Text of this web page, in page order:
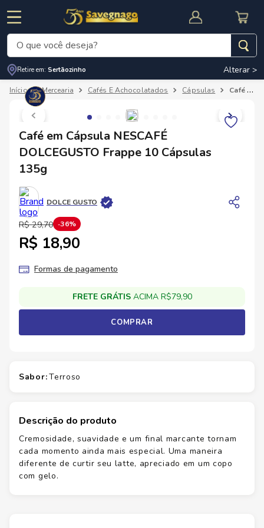
CUPOM DE DESCONTO
O que você deseja?
Retire em: Sertãozinho Alterar >
Mercearia Cafés E Achocolatados Cápsulas Café em Cápsula NESCAFÉ DOLCEGUSTO Frappe 10 Cápsulas 135g
Café em Cápsula NESCAFÉ
DOLCEGUSTO Frappe 10 Cápsulas
135g
DOLCE GUSTO
R$ 29,70 36%
R$ 18,90
Formas de pagamento
FRETE GRÁTIS ACIMA R$79,90
COMPRAR
sabor: terroso
Descrição do produto
Cremosidade, suavidade e um final marcante tornam
cada momento ainda mais especial. Uma maneira
diferente de curtir seu latte, apreciado em um copo
com gelo.
Termos mais buscados
leite
cafe
3º
cerveja
º
carne